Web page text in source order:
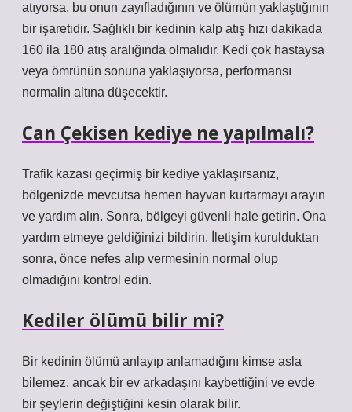
atıyorsa, bu onun zayıfladığının ve ölümün yaklaştığının
bir işaretidir. Sağlıklı bir kedinin kalp atış hızı dakikada
160 ila 180 atış aralığında olmalıdır. Kedi çok hastaysa
veya ömrünün sonuna yaklaşıyorsa, performansı
normalin altına düşecektir.
Can Çekisen kediye ne yapılmalı?
Trafik kazası geçirmiş bir kediye yaklaşırsanız,
bölgenizde mevcutsa hemen hayvan kurtarmayı arayın
ve yardım alın. Sonra, bölgeyi güvenli hale getirin. Ona
yardım etmeye geldiğinizi bildirin. İletişim kurulduktan
sonra, önce nefes alıp vermesinin normal olup
olmadığını kontrol edin.
Kediler ölümü bilir mi?
Bir kedinin ölümü anlayıp anlamadığını kimse asla
bilemez, ancak bir ev arkadaşını kaybettiğini ve evde
bir şeylerin değiştiğini kesin olarak bilir.